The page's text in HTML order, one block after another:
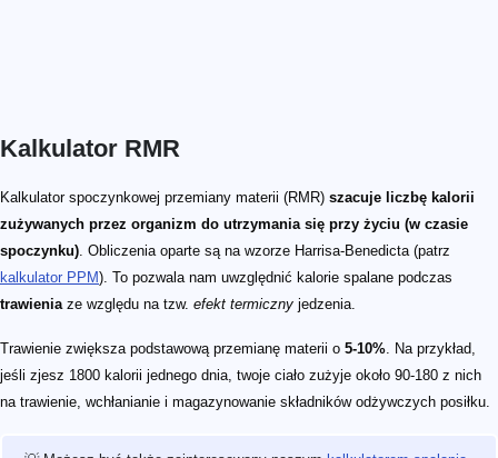
Kalkulator RMR
Kalkulator spoczynkowej przemiany materii (RMR) szacuje liczbę kalorii
zużywanych przez organizm do utrzymania się przy życiu (w czasie
spoczynku). Obliczenia oparte są na wzorze Harrisa-Benedicta (patrz
kalkulator PPM). To pozwala nam uwzględnić kalorie spalane podczas
trawieniaze względu na tzw. efekt termiczny jedzenia.
Trawienie zwiększa podstawową przemianę materii o 5-10%. Na przykład,
jeśli zjesz 1800 kalorii jednego dnia, twoje ciało zużyje około 90-180 z nich
na trawienie, wchłanianie i magazynowanie składników odżywczych posiłku.